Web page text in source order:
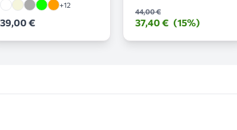
+12
39,00 €
44,00 €
37,40 € (15%)